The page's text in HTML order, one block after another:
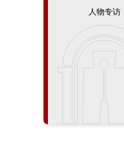
人物专访